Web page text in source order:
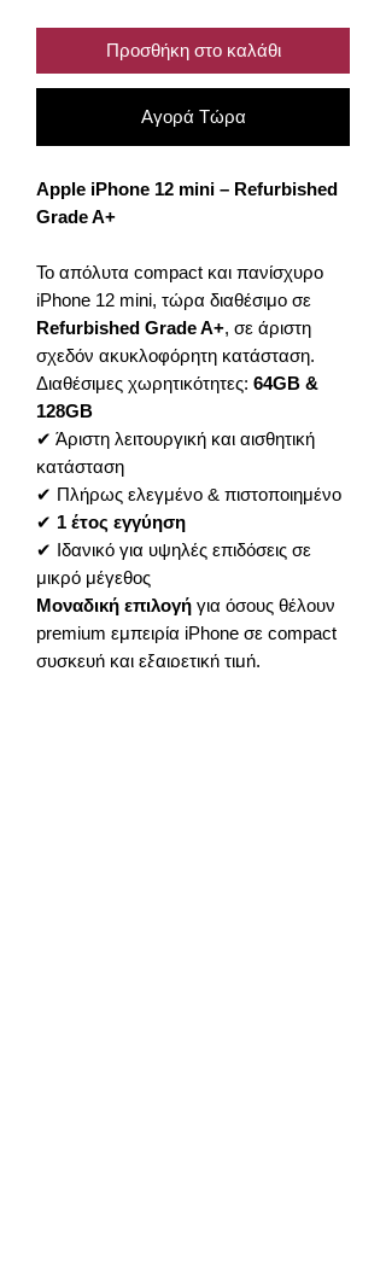
Προσθήκη στο καλάθι
Αγορά Τώρα
Apple iPhone 12 mini – Refurbished
Grade A+
Το απόλυτα compact και πανίσχυρο
iPhone 12 mini, τώρα διαθέσιμο σε
Refurbished Grade A+, σε άριστη
σχεδόν ακυκλοφόρητη κατάσταση.
Διαθέσιμες χωρητικότητες: 64GB &
128GB
✔ Άριστη λειτουργική και αισθητική
κατάσταση
✔ Πλήρως ελεγμένο & πιστοποιημένο
✔ 1 έτος εγγύηση
✔ Ιδανικό για υψηλές επιδόσεις σε
μικρό μέγεθος
Μοναδική επιλογή για όσους θέλουν
premium εμπειρία iPhone σε compact
συσκευή και εξαιρετική τιμή.